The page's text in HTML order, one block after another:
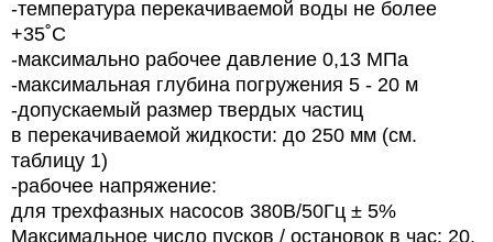
-температура перекачиваемой воды не более
+35˚С
-максимально рабочее давление 0,13 МПа
-максимальная глубина погружения 5 - 20 м
-допускаемый размер твердых частиц
в перекачиваемой жидкости: до 250 мм (см.
таблицу 1)
-рабочее напряжение:
для трехфазных насосов 380В/50Гц ± 5%
Максимальное число пусков / остановок в час: 20.